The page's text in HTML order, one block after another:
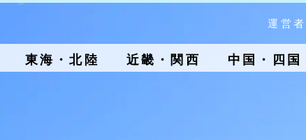
運営者
東海・北陸 近畿・関西 中国・四国